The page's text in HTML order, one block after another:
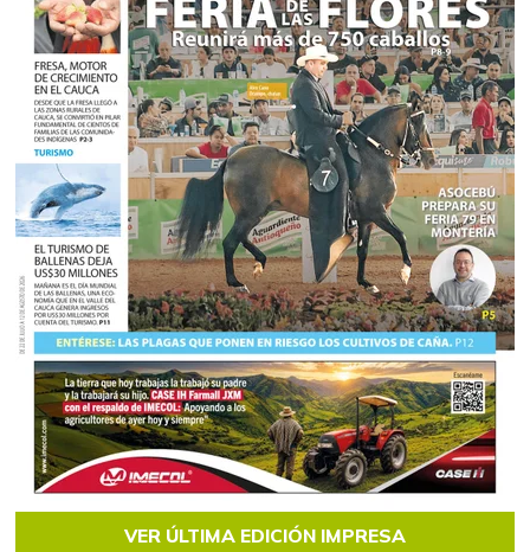
VER ÚLTIMA EDICIÓN IMPRESA